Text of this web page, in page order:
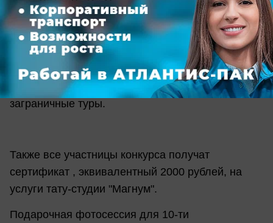
Десяти полуфиналистам "Розовый слон"
подарит сертификаты на в 5000 рублейна
заграничные туры.
Также все участницы конкурса получат
сертификат , эквивалентный 2000 рублей, на
услуги тату-студии "Магнум".
Подарочная фотосессия для 10-ти